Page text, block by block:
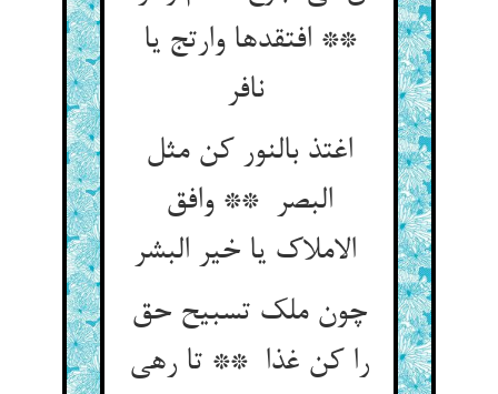
** افتقدها وارتج یا
نافر
اغتذ بالنور کن مثل
البصر ** وافق
چون ملک تسبیح حق
را کن غذا ** تا رهی